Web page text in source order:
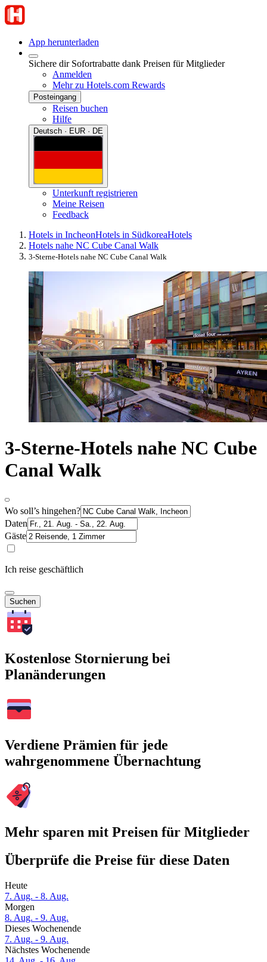
App herunterladen
Sichere dir Sofortrabatte dank Preisen für Mitglieder
Anmelden
Mehr zu Hotels.com Rewards
Posteingang
Reisen buchen
Hilfe
Deutsch · EUR · DE
Unterkunft registrieren
Meine Reisen
Feedback
Hotels in IncheonHotels in SüdkoreaHotels
Hotels nahe NC Cube Canal Walk
3-Sterne-Hotels nahe NC Cube Canal Walk
3-Sterne-Hotels nahe NC Cube
Canal Walk
Wo soll’s hingehen?
Daten
Gäste
Ich reise geschäftlich
Suchen
Kostenlose Stornierung bei
Planänderungen
Verdiene Prämien für jede
wahrgenommene Übernachtung
Mehr sparen mit Preisen für Mitglieder
Überprüfe die Preise für diese Daten
Heute
7. Aug. - 8. Aug.
Morgen
8. Aug. - 9. Aug.
Dieses Wochenende
7. Aug. - 9. Aug.
Nächstes Wochenende